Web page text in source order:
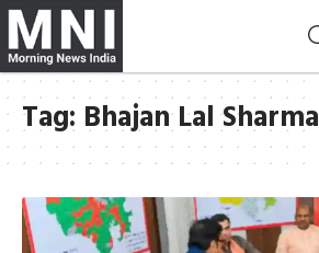
Tag: Bhajan Lal Sharma